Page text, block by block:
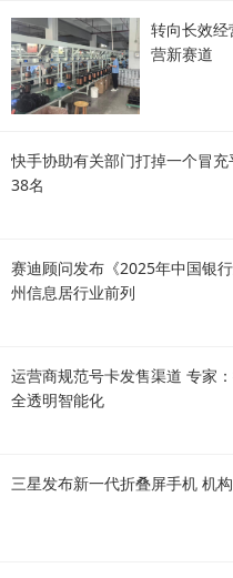
转向长效
营新赛道
快手协助有关部门打掉一个冒
38名
赛迪顾问发布《2025年中国银
州信息居行业前列
运营商规范号卡发售渠道 专家
全透明智能化
三星发布新一代折叠屏手机 机